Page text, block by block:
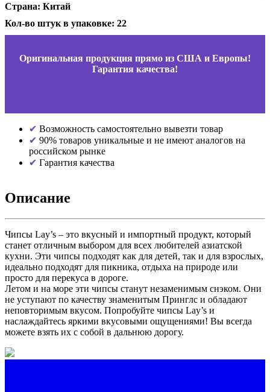
Страна: Китай
Кол-во штук в упаковке: 22
Оригинальная продукция прямо из США и Европы!
Гарантия качества!
Возможность самостоятельно вывезти товар
90% товаров уникальные и не имеют аналогов на
российском рынке
Гарантия качества
Описание
Чипсы Lay’s – это вкусный и импортный продукт, который
станет отличным выбором для всех любителей азиатской
кухни. Эти чипсы подходят как для детей, так и для взрослых,
идеально подходят для пикника, отдыха на природе или
просто для перекуса в дороге.
Летом и на море эти чипсы станут незаменимым снэком. Они
не уступают по качеству знаменитым Принглс и обладают
неповторимым вкусом. Попробуйте чипсы Lay’s и
наслаждайтесь яркими вкусовыми ощущениями! Вы всегда
можете взять их с собой в дальнюю дорогу.